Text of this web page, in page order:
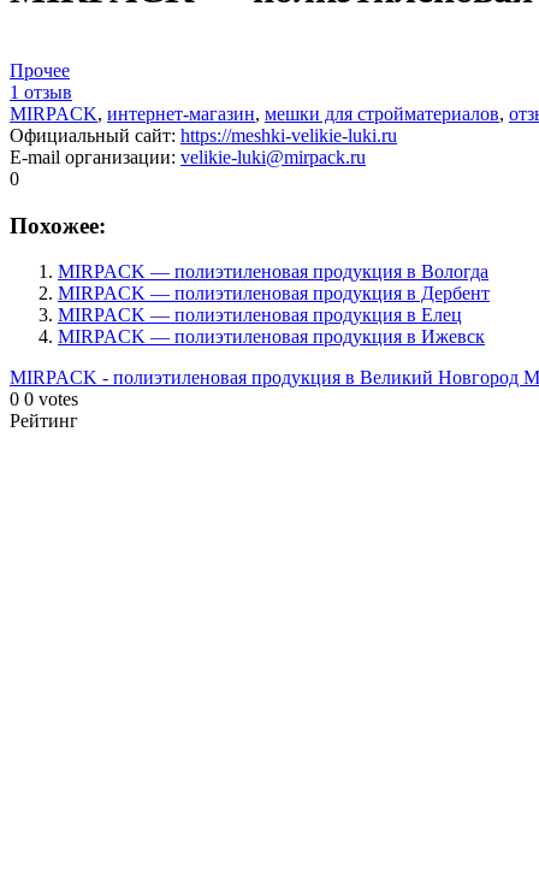
Прочее
1 отзыв
MIRPACK, интернет-магазин, мешки для стройматериалов,
Официальный сайт: https://meshki-velikie-luki.ru
E-mail организации: velikie-luki@mirpack.ru
0
Похожее:
MIRPACK — полиэтиленовая продукция в Вологда
MIRPACK — полиэтиленовая продукция в Дербент
MIRPACK — полиэтиленовая продукция в Елец
MIRPACK — полиэтиленовая продукция в Ижевск
MIRPACK - полиэтиленовая продукция в Великий Новгород
0 0 votes
Рейтинг